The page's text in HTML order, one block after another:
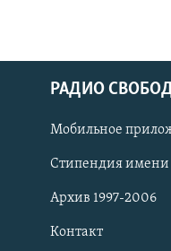
СОЦИАЛЬНЫЕ СЕТИ
РАДИО
Мобильное
Стипендия имени
Архив 1997-2006
Контакт